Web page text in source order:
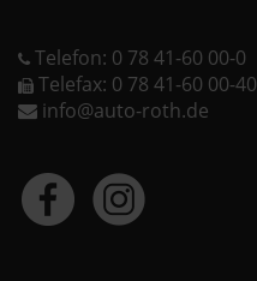
Telefon: 0 78 41-60 00-0
Telefax: 0 78 41-60 00-40
info@auto-roth.de